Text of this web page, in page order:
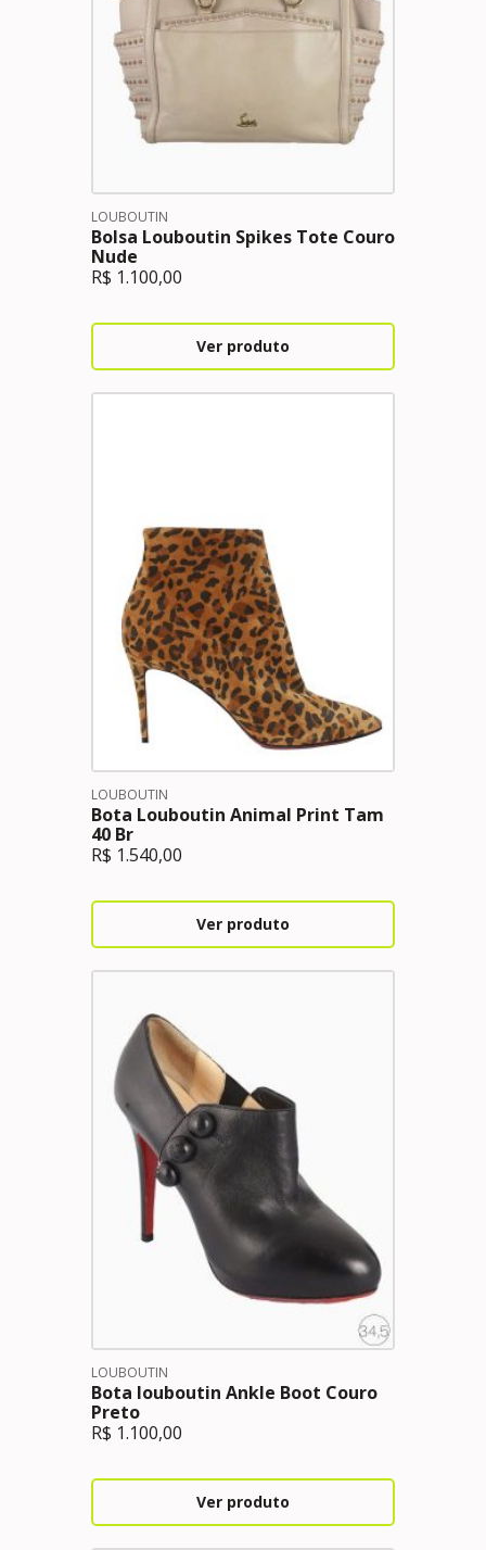
LOUBOUTIN
Bolsa Louboutin Spikes Tote Couro
Nude
R$ 1.100,00
Ver produto
LOUBOUTIN
Bota Louboutin Animal Print Tam
40 Br
R$ 1.540,00
Ver produto
LOUBOUTIN
Bota louboutin Ankle Boot Couro
Preto
R$ 1.100,00
Ver produto